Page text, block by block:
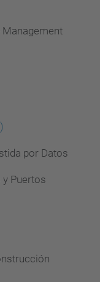
Management
por Datos
y Puertos